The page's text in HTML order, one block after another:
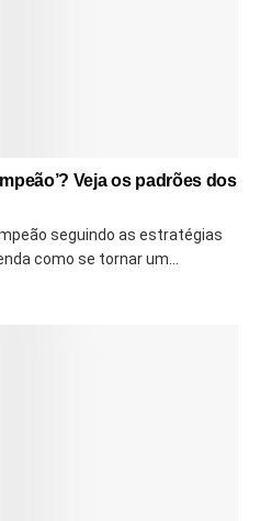
Veja os padrões dos
seguindo as estratégias
como se tornar um...